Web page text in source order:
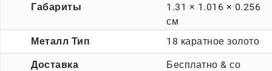
Габариты
1.31 × 1.016 × 0.256
см
Металл Тип
18 каратное золото
Доставка
Бесплатно & со